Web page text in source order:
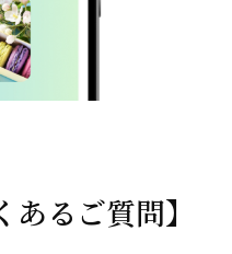
あるご質問】